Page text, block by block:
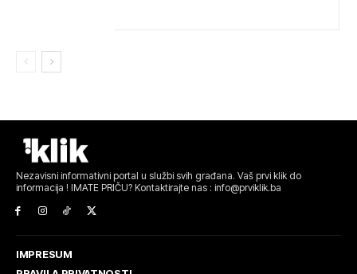
Nezavisni informativni portal u službi svih građana. Vaš prvi klik do
informacija ! IMATE PRIČU? Kontaktirajte nas : info@prviklik.ba
IMPRESUM